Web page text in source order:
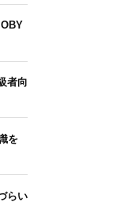
者向
を
らい